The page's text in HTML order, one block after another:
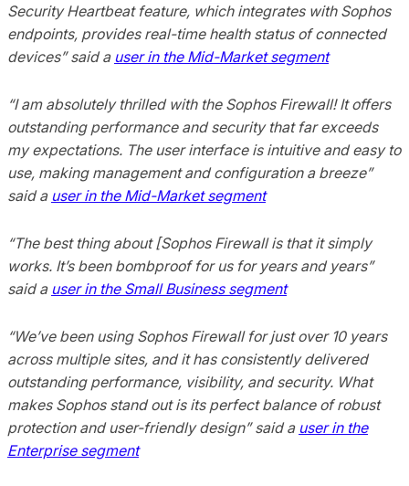
Security Heartbeat feature, which integrates with Sophos
endpoints, provides real-time health status of connected
devices” said a user in the Mid-Market segment
“I am absolutely thrilled with the Sophos Firewall! It offers
outstanding performance and security that far exceeds
my expectations. The user interface is intuitive and easy to
use, making management and configuration a breeze”
said a user in the Mid-Market segment
“The best thing about [Sophos Firewall is that it simply
works. It’s been bombproof for us for years and years”
said a user in the Small Business segment
“We’ve been using Sophos Firewall for just over 10 years
across multiple sites, and it has consistently delivered
outstanding performance, visibility, and security. What
makes Sophos stand out is its perfect balance of robust
protection and user-friendly design” said a user in the
Enterprise segment